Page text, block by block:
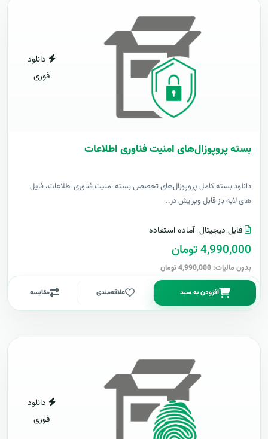
دانلود
فوری
بسته پروپوزال‌های امنیت فناوری اطلاعات
دانلود بسته کامل پروپوزال‌های تخصصی بسته امنیت فناوری اطلاعات، فایل
های لایه باز قابل ویرایش در..
فایل دیجیتال آماده استفاده
4,990,000 تومان
بدون مالیات: 4,990,000 تومان
افزودن به سبد علاقه‌مندی مقایسه
دانلود
فوری